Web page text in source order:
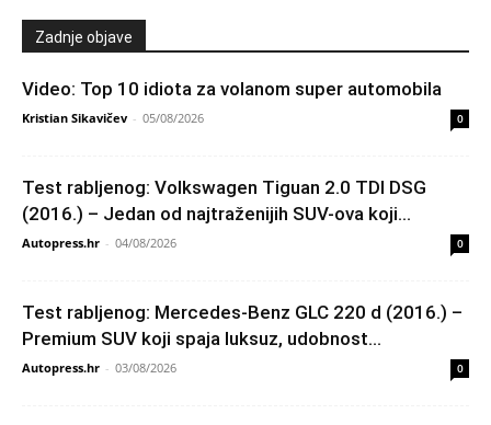
Zadnje objave
Video: Top 10 idiota za volanom super automobila
Kristian Sikavičev - 05/08/2026 0
Test rabljenog: Volkswagen Tiguan 2.0 TDI DSG
(2016.) – Jedan od najtraženijih SUV-ova koji...
Autopress.hr - 04/08/2026 0
Test rabljenog: Mercedes-Benz GLC 220 d (2016.) –
Premium SUV koji spaja luksuz, udobnost...
Autopress.hr - 03/08/2026 0